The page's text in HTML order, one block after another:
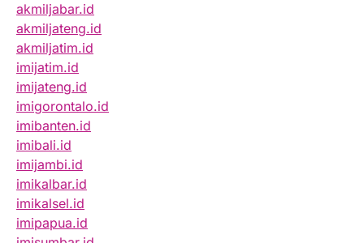
akmiljabar.id
akmiljateng.id
akmiljatim.id
imijatim.id
imijateng.id
imigorontalo.id
imibanten.id
imibali.id
imijambi.id
imikalbar.id
imikalsel.id
imipapua.id